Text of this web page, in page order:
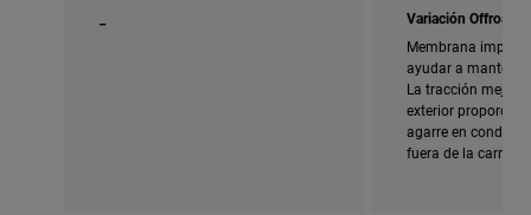
Variación Offroad
Membrana
ayudar a
La tracción
exterior
agarre en
fuera de la